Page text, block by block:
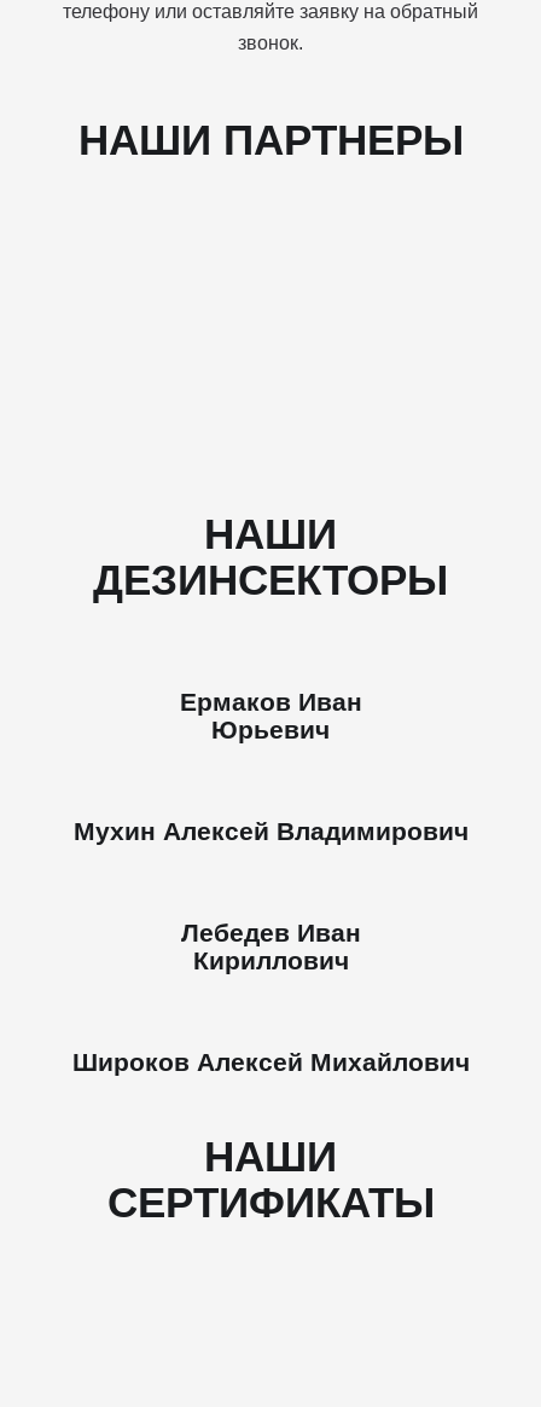
телефону или оставляйте заявку на обратный
звонок.
НАШИ ПАРТНЕРЫ
НАШИ
ДЕЗИНСЕКТОРЫ
Ермаков Иван
Юрьевич
Мухин Алексей Владимирович
Лебедев Иван
Кириллович
Широков Алексей Михайлович
НАШИ
СЕРТИФИКАТЫ